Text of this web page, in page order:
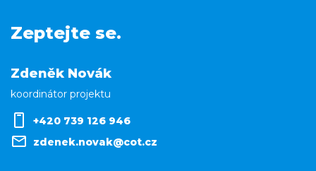
Zeptejte se.
Zdeněk Novák
koordinátor projektu
+420 739 126 946
zdenek.novak@cot.cz